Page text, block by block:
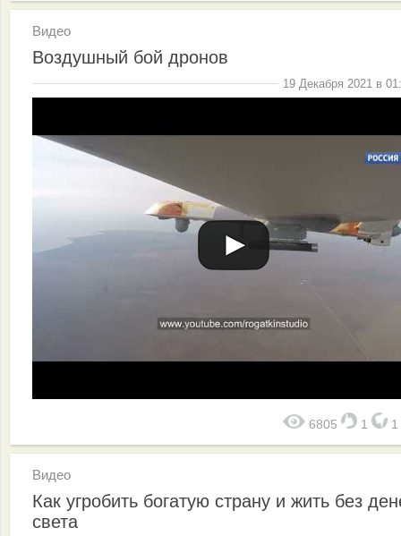
Видео
Воздушный бой дронов
19 Декабря 2021 в
6805 1 1
Видео
Как угробить богатую страну и жить без
света